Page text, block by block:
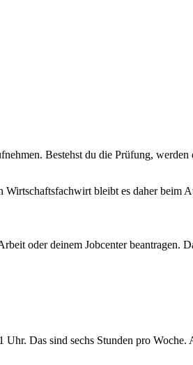
Bestehst du die Prüfung,
bleibt es daher beim
oder deinem Jobcenter beantragen.
Das sind sechs Stunden pro